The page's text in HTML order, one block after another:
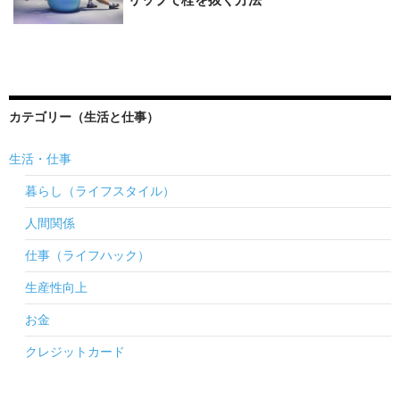
カテゴリー（生活と仕事）
生活・仕事
暮らし（ライフスタイル）
人間関係
仕事（ライフハック）
生産性向上
お金
クレジットカード